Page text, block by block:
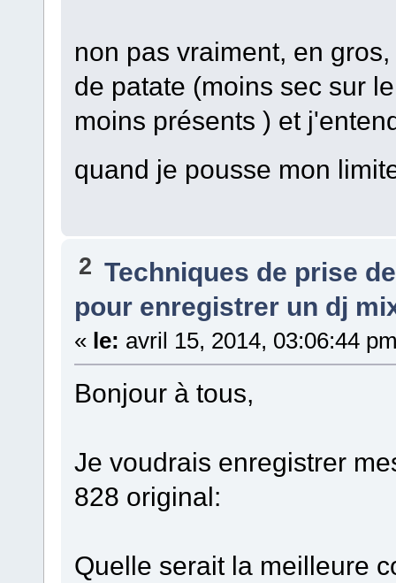
non pas vraiment, en
de patate (moins sec sur
moins présents ) et
quand je pousse mon
2 Techniques de prise
pour enregistrer un dj
« le: avril 15, 2014, 03:06:44
Bonjour à tous,
Je voudrais enregistrer
828 original:
Quelle serait la meilleure